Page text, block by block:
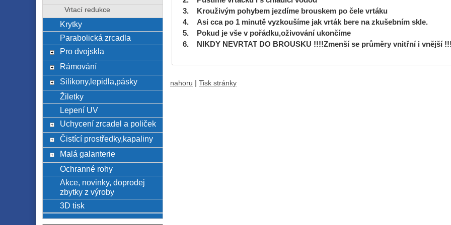
3. Krouživým pohybem jezdíme brouskem po čele vrtáku
4. Asi cca po 1 minutě vyzkoušíme jak vrták bere na zkušebním skle.
5. Pokud je vše v pořádku,oživování ukončíme
6. NIKDY NEVRTAT DO BROUSKU !!!!Zmenší se průměry vnitřní i vnější
nahoru Tisk stránky
Vrtací redukce
Krytky
Parabolická zrcadla
Pro dvojskla
Rámování
Silikony,lepidla,pásky
Žiletky
Lepení UV
Uchycení zrcadel a poliček
Čistící prostředky,kapaliny
Malá galanterie
Ochranné rohy
Akce, novinky, doprodej
zbytky z výroby
3D tisk